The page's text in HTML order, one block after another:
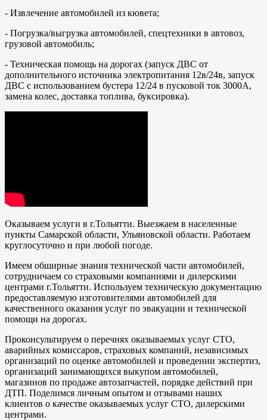
- Извлечение автомобилей из кювета;
- Погрузка/выгрузка автомобилей, спецтехники в автовоз,
грузовой автомобиль;
- Техническая помощь на дорогах (запуск ДВС от
дополнительного источника электропитания 12в/24в, запуск
ДВС с использованием бустера 12/24 в пусковой ток 3000А,
замена колес, доставка топлива, буксировка).
Оказываем услуги в г.Тольятти. Выезжаем в населенные
пункты Самарской области, Ульяновской области. Работаем
круглосуточно и при любой погоде.
Имеем обширные знания технической части автомобилей,
сотрудничаем со страховыми компаниями и дилерскими
центрами г.Тольятти. Используем техническую документацию
предоставляемую изготовителями автомобилей для
качественного оказания услуг по эвакуации и технической
помощи на дорогах.
Проконсультируем о перечнях оказываемых услуг СТО,
аварийных комиссаров, страховых компаний, независимых
организаций по оценке автомобилей и проведении экспертиз,
организаций занимающихся выкупом автомобилей,
магазинов по продаже автозапчастей, порядке действий при
ДТП. Поделимся личным опытом и отзывами наших
клиентов о качестве оказываемых услуг СТО, дилерскими
центрами.